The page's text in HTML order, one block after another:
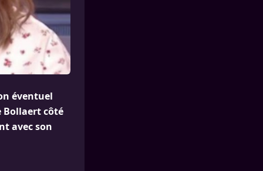
éventuel
Bollaert côté
avec son